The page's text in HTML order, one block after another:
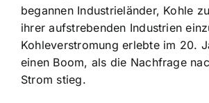
begannen Industrieländer, Kohle
ihrer aufstrebenden Industrien
Kohleverstromung erlebte im 20.
einen Boom, als die Nachfrage
Strom stieg.